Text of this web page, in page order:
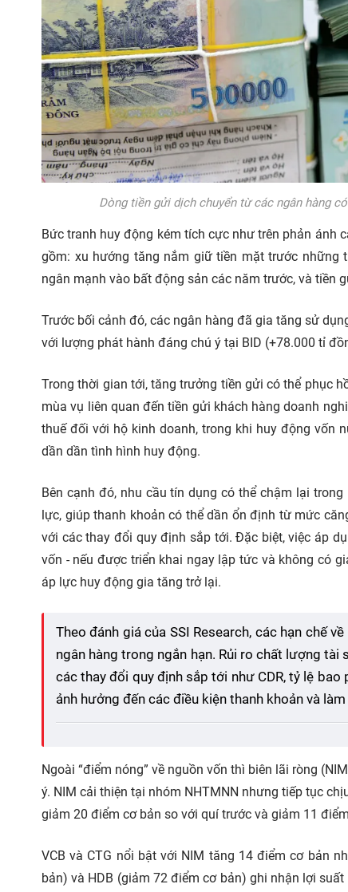
Dòng tiền gửi dịch chuyển từ các ngân hàng
Bức tranh huy động kém tích cực như trên phản ánh
gồm: xu hướng tăng nắm giữ tiền mặt trước
ngân mạnh vào bất động sản các năm trước, và tiền
Trước bối cảnh đó, các ngân hàng đã gia tăng sử
với lượng phát hành đáng chú ý tại BID (+78.000 tỉ
Trong thời gian tới, tăng trưởng tiền gửi có thể phục
mùa vụ liên quan đến tiền gửi khách hàng doanh
thuế đối với hộ kinh doanh, trong khi huy động vốn
dần dần tình hình huy động.
Bên cạnh đó, nhu cầu tín dụng có thể chậm lại
lực, giúp thanh khoản có thể dần ổn định từ mức
với các thay đổi quy định sắp tới. Đặc biệt, việc áp
vốn - nếu được triển khai ngay lập tức và không có
áp lực huy động gia tăng trở lại.
Theo đánh giá của SSI Research, các hạn chế
ngân hàng trong ngắn hạn. Rủi ro chất lượng
các thay đổi quy định sắp tới như CDR, tỷ lệ bao
ảnh hưởng đến các điều kiện thanh khoản và
Ngoài “điểm nóng” về nguồn vốn thì biên lãi ròng
ý. NIM cải thiện tại nhóm NHTMNN nhưng tiếp tục
giảm 20 điểm cơ bản so với quí trước và giảm 11
VCB và CTG nổi bật với NIM tăng 14 điểm cơ bản
bản) và HDB (giảm 72 điểm cơ bản) ghi nhận lợi